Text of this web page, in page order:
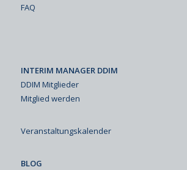
FAQ
INTERIM MANAGER DDIM
DDIM Mitglieder
Mitglied werden
Veranstaltungskalender
BLOG